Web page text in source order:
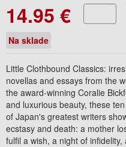
14.95 €
Na sklade
Little Clothbound Classics:
novellas and essays from the
the award-winning Coralie
and luxurious beauty, these
of Japan's greatest writers
ecstasy and death: a mother
fulfil a wish, a night of